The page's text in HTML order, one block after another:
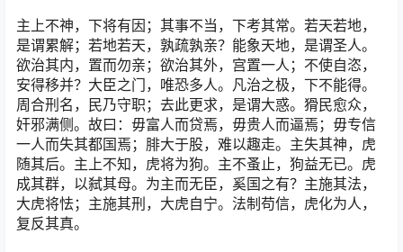
主上不神，下将有因；其事不当，下考其常。若天若地，
是谓累解；若地若天，孰疏孰亲？能象天地，是谓圣人。
欲治其内，置而勿亲；欲治其外，宫置一人；不使自恣，
安得移并？大臣之门，唯恐多人。凡治之极，下不能得。
周合刑名，民乃守职；去此更求，是谓大惑。猾民愈众，
奸邪满侧。故曰：毋富人而贷焉，毋贵人而逼焉；毋专信
一人而失其都国焉；腓大于股，难以趣走。主失其神，虎
随其后。主上不知，虎将为狗。主不蚤止，狗益无已。虎
成其群，以弑其母。为主而无臣，奚国之有？主施其法，
大虎将怯；主施其刑，大虎自宁。法制苟信，虎化为人，
复反其真。